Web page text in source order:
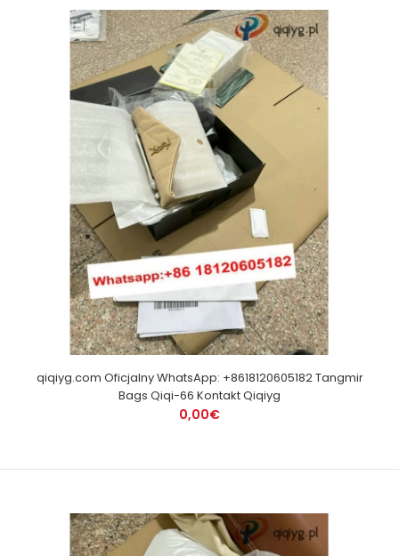
qiqiyg.com Oficjalny WhatsApp: +8618120605182 Tangmir
Bags Qiqi-66 Kontakt Qiqiyg
0,00€